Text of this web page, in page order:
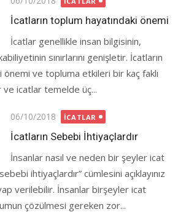
on
İcatların toplum hayatındaki önemi
İcatlar genellikle insan bilgisinin,
sınırlarını genişletir. İcatların
önemi ve topluma etkileri bir kaç faklı
ve icatlar temelde üç...
Posted
on
06/10/2018 İCATLAR
İcatların Sebebi İhtiyaçlardır
İnsanlar nasıl ve neden bir şeyler icat
ihtiyaçlardır” cümlesini açıklayınız
verilebilir. İnsanlar birşeyler icat
çözülmesi gereken zor...